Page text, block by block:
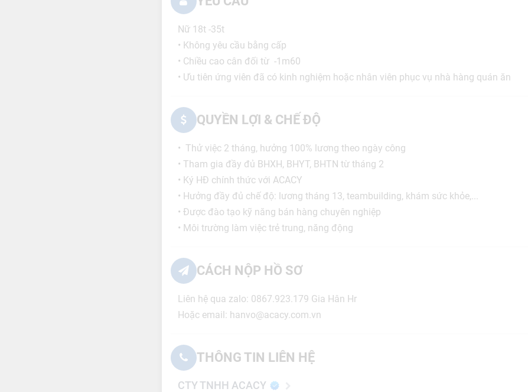
Nữ 18t -35t
• Không yêu cầu bằng cấp
• Chiều cao cân đối từ -1m60
• Ưu tiên ứng viên đã có kinh nghiệm hoặc nhân viên phục vụ nhà hàng quán ăn
QUYỀN LỢI & CHẾ ĐỘ
• Thử việc 2 tháng, hưởng 100% lương theo ngày công
• Tham gia đầy đủ BHXH, BHYT, BHTN từ tháng 2
• Ký HĐ chính thức với ACACY
• Hưởng đầy đủ chế độ: lương tháng 13, teambuilding, khám sức khỏe,...
• Được đào tạo kỹ năng bán hàng chuyên nghiệp
• Môi trường làm việc trẻ trung, năng động
CÁCH NỘP HỒ SƠ
Liên hệ qua zalo: 0867.923.179 Gia Hân Hr
Hoặc email: hanvo@acacy.com.vn
THÔNG TIN LIÊN HỆ
CTY TNHH ACACY